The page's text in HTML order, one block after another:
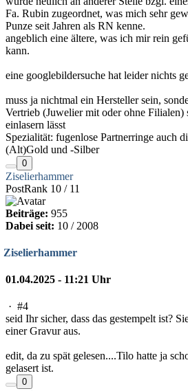
Fa. Rubin zugeordnet, was mich sehr
Punze seit Jahren als RN kenne.
angeblich eine ältere, was ich mir rein
kann.
eine googlebildersuche hat leider nichts
muss ja nichtmal ein Hersteller sein,
Vertrieb (Juwelier mit oder ohne Filialen)
einlasern lässt
Spezialität: fugenlose Partnerringe auch
(Alt)Gold und -Silber
0
Ziselierhammer
PostRank 10 / 11
Beiträge: 955
Dabei seit: 10 / 2008
Ziselierhammer
01.04.2025 - 11:21 Uhr
· #4
seid Ihr sicher, dass das gestempelt ist?
einer Gravur aus.
edit, da zu spät gelesen....Tilo hatte ja
gelasert ist.
0